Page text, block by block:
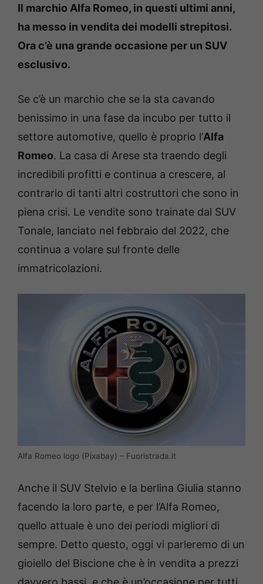
Il marchio Alfa Romeo, in questi ultimi anni,
ha messo in vendita dei modelli strepitosi.
Ora c’è una grande occasione per un SUV
esclusivo.
Se c’è un marchio che se la sta cavando
benissimo in una fase da incubo per tutto il
settore automotive, quello è proprio l’Alfa
Romeo. La casa di Arese sta traendo degli
incredibili profitti e continua a crescere, al
contrario di tanti altri costruttori che sono in
piena crisi. Le vendite sono trainate dal SUV
Tonale, lanciato nel febbraio del 2022, che
continua a volare sul fronte delle
immatricolazioni.
Alfa Romeo logo (Pixabay) – Fuoristrada.it
Anche il SUV Stelvio e la berlina Giulia stanno
facendo la loro parte, e per l’Alfa Romeo,
quello attuale è uno dei periodi migliori di
sempre. Detto questo, oggi vi parleremo di un
gioiello del Biscione che è in vendita a prezzi